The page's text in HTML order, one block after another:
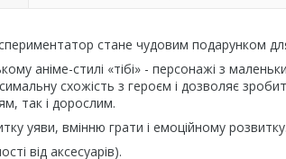
стане чудовим подарунком
аніме-стилі «тібі» - персонажі з
схожість з героєм і дозволяє
так і дорослим.
уяви, вмінню грати і емоційному розвитку.
від аксесуарів).